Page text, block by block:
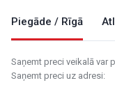
Piegāde / Rīgā
Saņemt preci veikalā var
Saņemt preci uz adresi: